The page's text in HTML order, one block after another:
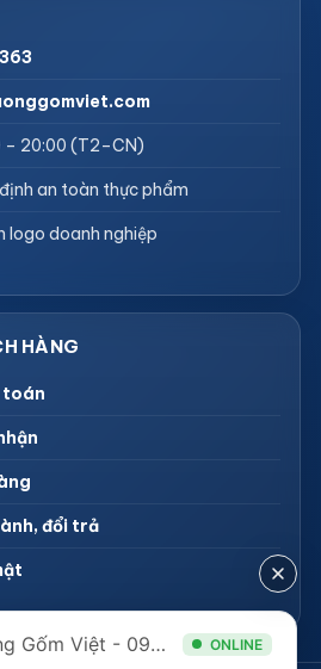
– 20:00 (T2–CN)
an toàn thực phẩm
logo doanh nghiệp
toán
đổi trả
Xưởng Gốm Việt - 094.1900.823 ONLINE